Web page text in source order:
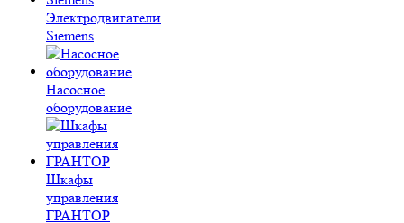
Электродвигатели
Siemens
Насосное
оборудование
Шкафы
управления
ГРАНТОР